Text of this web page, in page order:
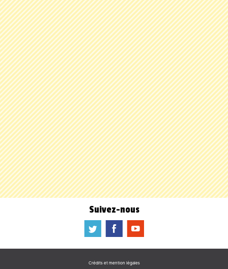
Suivez-nous
a b f
Crédits et mention légales